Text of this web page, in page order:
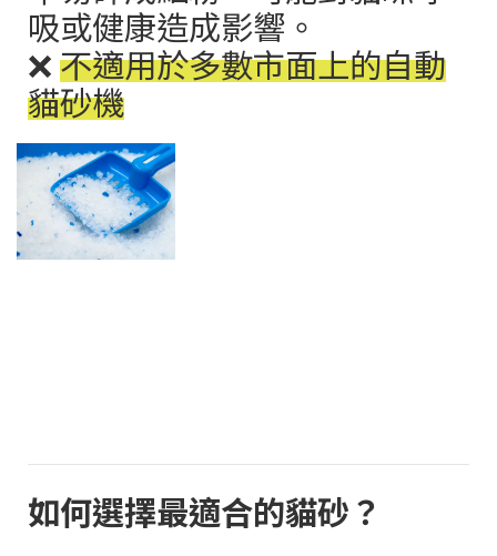
吸或健康造成影響。
❌不適用於多數市面上的自動
貓砂機
如何選擇最適合的貓砂？